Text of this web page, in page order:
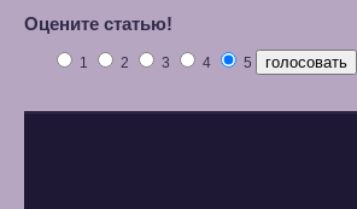
Оцените статью!
1 2 3 4 5